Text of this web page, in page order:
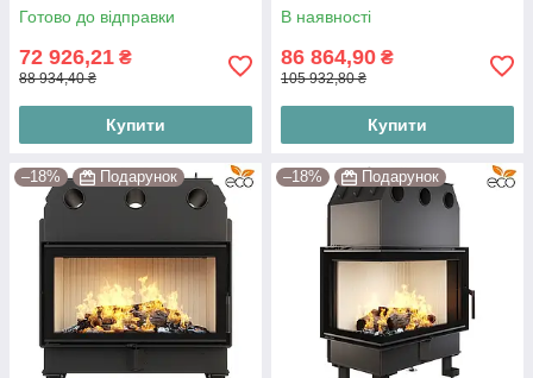
Готово до відправки
72 926,21 ₴
88 934,40 ₴
Купити
В наявності
86 864,90 ₴
105 932,80 ₴
Купити
–18% Подарунок –18% Подарунок